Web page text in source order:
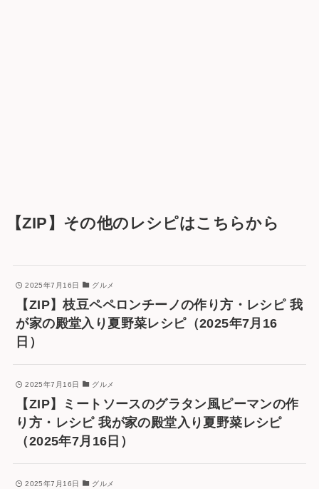
【ZIP】その他のレシピはこちらから
2025年7月16日 グルメ
【ZIP】枝豆ペペロンチーノの作り方・レシピ 我
が家の殿堂入り夏野菜レシピ（2025年7月16
日）
2025年7月16日 グルメ
【ZIP】ミートソースのグラタン風ピーマンの作
り方・レシピ 我が家の殿堂入り夏野菜レシピ
（2025年7月16日）
2025年7月16日 グルメ